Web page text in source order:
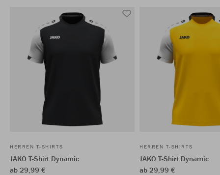
HERREN T-SHIRTS
JAKO T-Shirt Dynamic
ab 29,99 €
HERREN T-SHIRTS
JAKO T-Shirt Dynamic
ab 29,99 €